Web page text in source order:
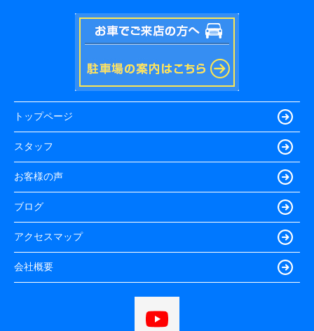
トップページ
スタッフ
お客様の声
ブログ
アクセスマップ
会社概要